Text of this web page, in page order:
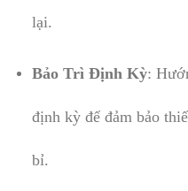
lại.
Bảo Trì Định Kỳ:
định kỳ để đảm bảo
bỉ.